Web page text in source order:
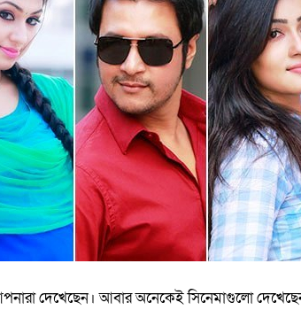
দেখেছেন। আবার অনেকেই সিনেমাগুলো